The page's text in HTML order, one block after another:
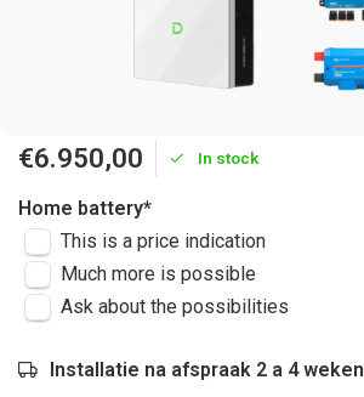
€6.950,00 In stock
Home battery*
This is a price indication
Much more is possible
Ask about the possibilities
Installatie na afspraak 2 a 4 weken